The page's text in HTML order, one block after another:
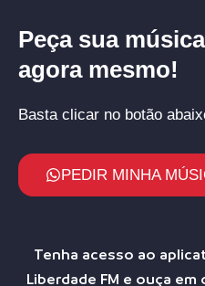
Peça sua música
agora mesmo!
Basta clicar no botão
PEDIR MINHA
Tenha acesso ao
Liberdade FM e ouça em